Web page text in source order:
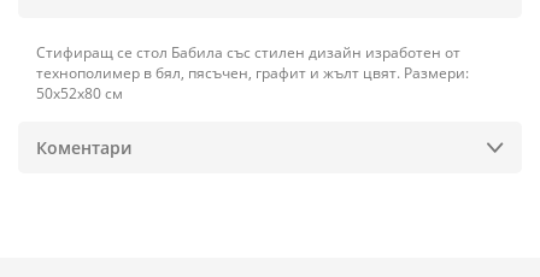
Стифиращ се стол Бабила със стилен дизайн изработен от
технополимер в бял, пясъчен, графит и жълт цвят. Размери:
50х52х80 см
Коментари